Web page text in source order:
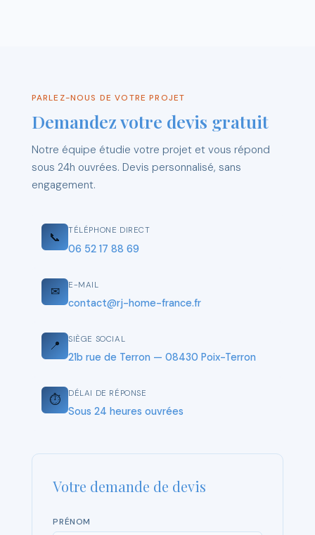
PARLEZ-NOUS DE VOTRE PROJET
Demandez votre devis gratuit
Notre équipe étudie votre projet et vous répond
sous 24h ouvrées. Devis personnalisé, sans
engagement.
📞 TÉLÉPHONE DIRECT
06 52 17 88 69
✉ E-MAIL
contact@rj-home-france.fr
📍 SIÈGE SOCIAL
21b rue de Terron — 08430 Poix-Terron
⏱ DÉLAI DE RÉPONSE
Sous 24 heures ouvrées
Votre demande de devis
PRÉNOM